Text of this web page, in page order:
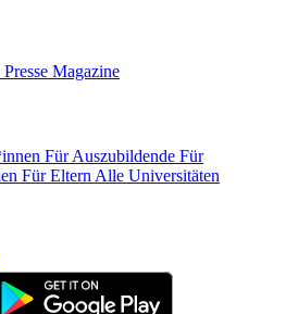
Presse Magazine
Für Auszubildende Für
Für Eltern Alle Universitäten